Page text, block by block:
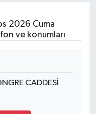
2026 Cuma
ve konumları
CADDESİ